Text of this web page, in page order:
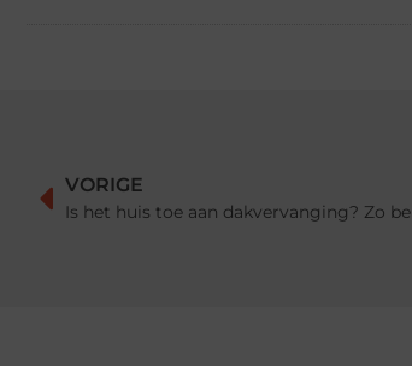
VORIGE
Is het huis toe aan dakvervanging? Zo